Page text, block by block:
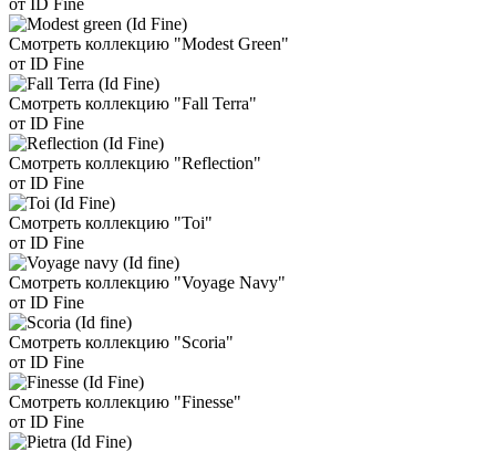
от ID Fine
Смотреть коллекцию "Modest Green"
от ID Fine
Смотреть коллекцию "Fall Terra"
от ID Fine
Смотреть коллекцию "Reflection"
от ID Fine
Смотреть коллекцию "Toi"
от ID Fine
Смотреть коллекцию "Voyage Navy"
от ID Fine
Смотреть коллекцию "Scoria"
от ID Fine
Смотреть коллекцию "Finesse"
от ID Fine